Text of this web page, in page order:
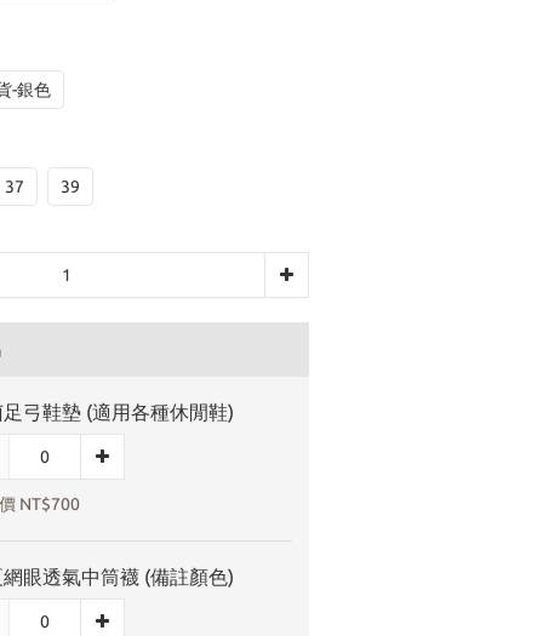
-銀色
37 39
弓鞋墊 (適用各種休閒鞋)
NT$700
眼透氣中筒襪 (備註顏色)